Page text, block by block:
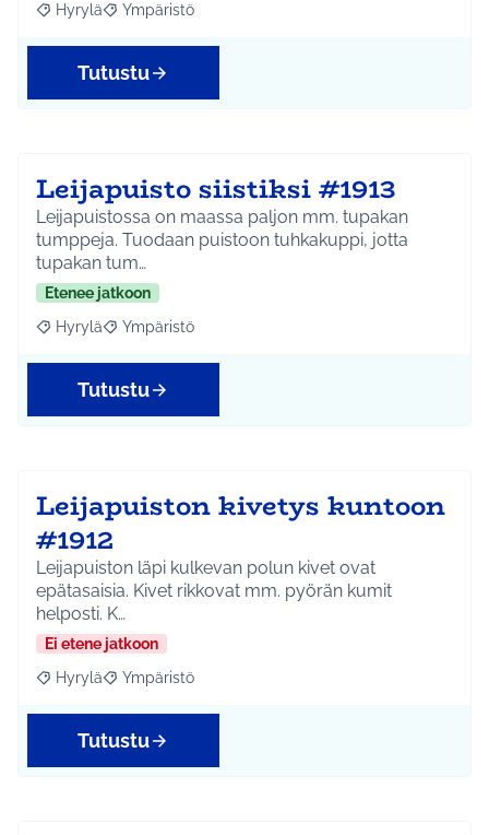
Rajaa tulokset aihepiirin mukaan: Hyrylä
Hyrylä Rajaa tulokset teeman mukaan: Ympäristö
Ympäristö
Tutustu
Leijapuisto siistiksi #1913
Leijapuistossa on maassa paljon mm. tupakan
tumppeja. Tuodaan puistoon tuhkakuppi, jotta
tupakan tum…
Etenee jatkoon
Rajaa tulokset aihepiirin mukaan: Hyrylä
Hyrylä Rajaa tulokset teeman mukaan: Ympäristö
Ympäristö
Tutustu
Leijapuiston kivetys kuntoon
#1912
Leijapuiston läpi kulkevan polun kivet ovat
epätasaisia. Kivet rikkovat mm. pyörän kumit
helposti. K…
Ei etene jatkoon
Rajaa tulokset aihepiirin mukaan: Hyrylä
Hyrylä Rajaa tulokset teeman mukaan: Ympäristö
Ympäristö
Tutustu